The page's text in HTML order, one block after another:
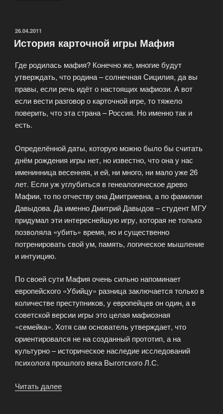
ОПУБЛИКОВАНО
26.04.2011
История карточной игры Мафия
Где родилась мафия? Конечно же, многие будут
утверждать, что родина – солнечная Сицилия, да вы
правы, если речь идёт о настоящих мафиози. А вот
если вести разговор о карточной игре, то тяжело
поверить, что эта страна – Россия. Но именно так и
есть.
Определённой даты, которую можно было бы считать
днём рождения игры нет, но известно, что она у нас
именинница весенняя, и ей, ни много, ни мало уже 26
лет. Если уж углубиться в генеалогическое древо
Мафии, то по отчеству она Дмитриевна, а по фамилии
Давыдова. Да именно Дмитрий Давыдов – студент МГУ
придумал эти интереснейшую игру, которая не только
позволяла «убить» время, но и существенно
потренировать свой ум, память, логическое мышление
и интуицию.
По своей сути Мафия очень сильно напоминает
европейского «Убийцу» разница заключается только в
количестве преступников, у европейцев он один, а в
советской версии игры это целая мафиозная
«семейка». Хотя сам основатель утверждает, что
ориентировался не на созданный прототип, а на
культурно – историческое наследие исследований
психолога прошлого века Выготского Л.С.
Читать далее